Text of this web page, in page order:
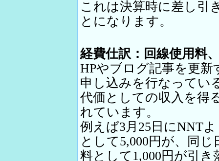
これは決算時に差し引
とになります。
経費仕訳：回線使用料
HPやブログ記事を更
申し込みを行なってい
代価としての収入を得
れています。
例えば3月25日にNNT
として5,000円が、同
料として1,000円が引